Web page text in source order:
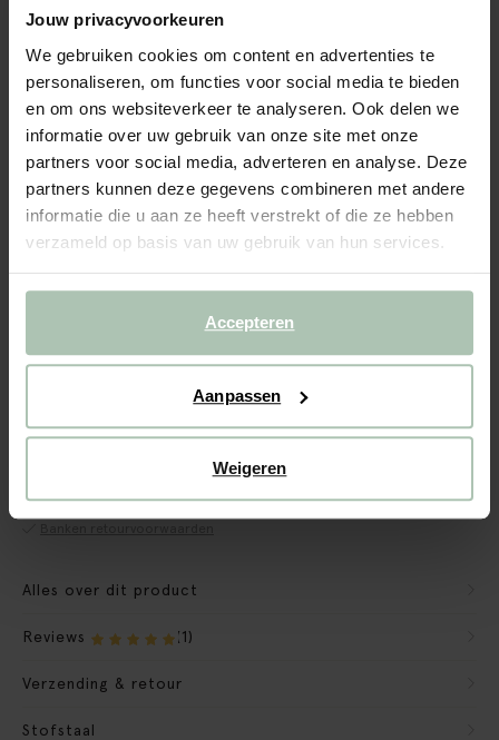
Jouw privacyvoorkeuren
We gebruiken cookies om content en advertenties te
personaliseren, om functies voor social media te bieden
en om ons websiteverkeer te analyseren. Ook delen we
informatie over uw gebruik van onze site met onze
partners voor social media, adverteren en analyse. Deze
partners kunnen deze gegevens combineren met andere
informatie die u aan ze heeft verstrekt of die ze hebben
verzameld op basis van uw gebruik van hun services.
Accepteren
Aanpassen
Weigeren
Het verbindingselement uit de Countess serie van Sissy-Boy. Dit
zitelement heeft een hoge aansluitende leuning aan de linkerkant
verschillende onderdelen, waarmee je de bank ku...
verbindingselement (1x) + opties
2 Stof: Salvador Olive green 8 + kleuropties
CBW garantie
We maken de bank gebruiksklaar
Verpakkingsmateriaal nemen we mee
Alles over dit product
Reviews (1)
Verzending & retour
Stofstaal